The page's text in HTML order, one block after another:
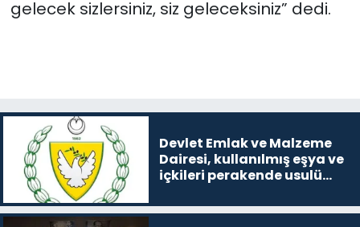
gelecek sizlersiniz, siz geleceksiniz” dedi.
Devlet Emlak ve Malzeme
Dairesi, kullanılmış eşya ve
içkileri perakende usulü